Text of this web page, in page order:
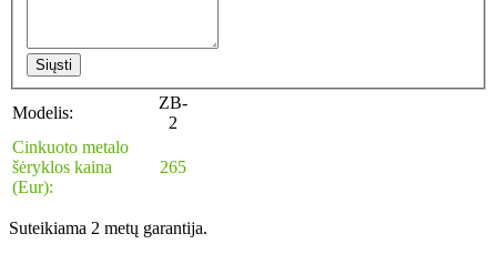
Siųsti
Modelis:
ZB-
2
Cinkuoto metalo
šėryklos kaina
(Eur):
265
Suteikiama 2 metų garantija.